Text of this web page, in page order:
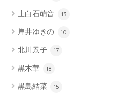
上白石萌音 13
岸井ゆきの 10
北川景子 17
黒木華 18
黒島結菜 15